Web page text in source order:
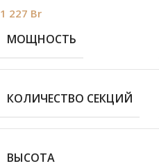
1 227 Br
МОЩНОСТЬ
КОЛИЧЕСТВО СЕКЦИЙ
ВЫСОТА